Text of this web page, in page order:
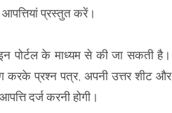
आपत्तियां प्रस्तुत करें।
पोर्टल के माध्यम से की जा सकती है।
करके प्रश्न पत्र, अपनी उत्तर शीट और
दर्ज करनी होगी।